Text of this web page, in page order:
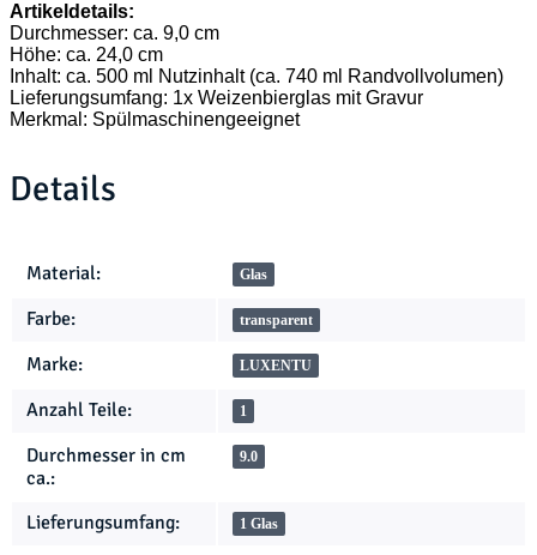
Artikeldetails:
Durchmesser: ca. 9,0 cm
Höhe: ca. 24,0 cm
Inhalt: ca. 500 ml Nutzinhalt (ca. 740 ml Randvollvolumen)
Lieferungsumfang: 1x Weizenbierglas mit Gravur
Merkmal: Spülmaschinengeeignet
Details
Produkteigenschaft
Wert
Material: Glas
Farbe: transparent
Marke: LUXENTU
Anzahl Teile: 1
Durchmesser in cm
ca.:
9.0
Lieferungsumfang: 1 Glas